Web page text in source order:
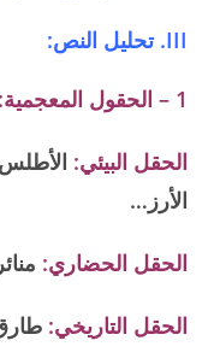
III. تحليل النص:
1 – الحقول المعجمية:
الحقل البيئي:
الأرز…
الحقل الحضاري:
الحقل التاريخي: